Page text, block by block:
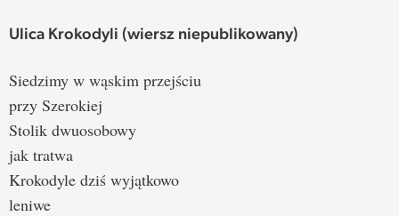
Ulica Krokodyli (wiersz niepublikowany)
Siedzimy w wąskim przejściu
przy Szerokiej
Stolik dwuosobowy
jak tratwa
Krokodyle dziś wyjątkowo
leniwe